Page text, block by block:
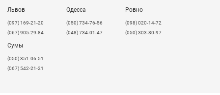
Львов
​(097) 169-21-20
(067) 905-29-84
Одесса
(050) 734-76-56
(048) 734-01-47
Ровно
(098) 020-14-72
(050) 303-80-97
Сумы
(050) 351-06-51
(067) 542-21-21